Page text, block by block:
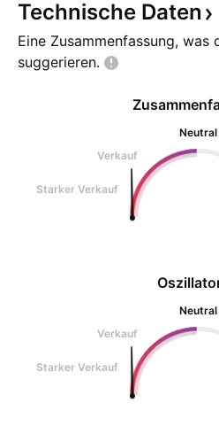
Technische Daten
Eine Zusammenfassung, was
suggerieren.
Neutral
Verkauf
Starker Verkauf
Neutral
Verkauf
Starker Verkauf